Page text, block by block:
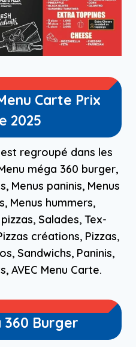
Carte Prix
2025
est regroupé dans les
méga 360 burger,
Menus paninis, Menus
Menus hummers,
Salades, Tex-
créations, Pizzas,
Sandwichs, Paninis,
AVEC Menu Carte.
360 Burger